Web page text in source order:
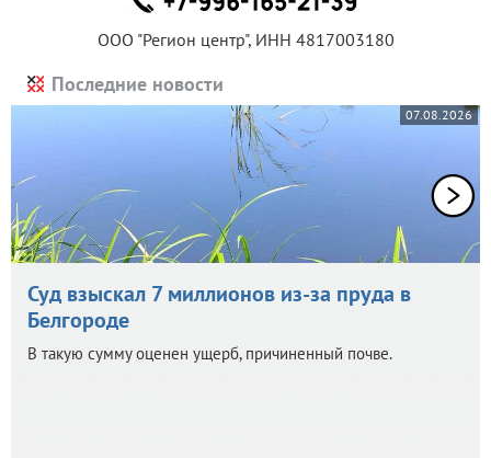
ООО "Регион центр", ИНН 4817003180
Последние новости
07.08.2026
Суд взыскал 7 миллионов из-за пруда в
Белгороде
В такую сумму оценен ущерб, причиненный почве.